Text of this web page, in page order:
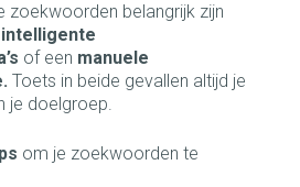
zoekwoorden belangrijk zijn
intelligente
of een manuele
Toets in beide gevallen altijd je
je doelgroep.
om je zoekwoorden te